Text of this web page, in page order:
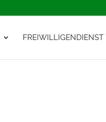
FREIWILLIGENDIENST